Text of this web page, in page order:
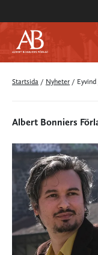
Startsida / Nyheter /
Albert Bonniers